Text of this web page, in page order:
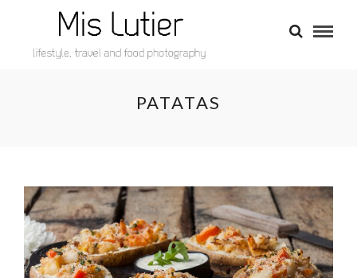
PATATAS